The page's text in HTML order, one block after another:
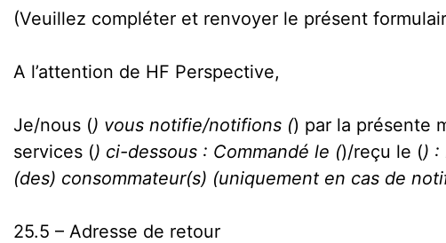
(Veuillez compléter et renvoyer le présent
A l’attention de HF Perspective,
Je/nous () vous notifie/notifions () par la présente
services () ci-dessous : Commandé le ()/reçu le () :
(des) consommateur(s) (uniquement en cas de
25.5 – Adresse de retour